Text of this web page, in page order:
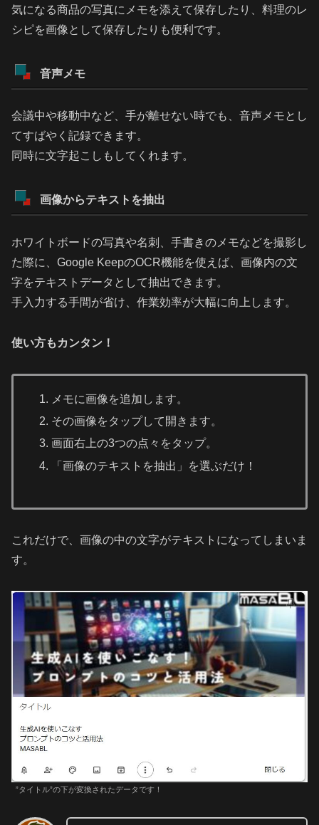
気になる商品の写真にメモを添えて保存したり、料理のレ
シピを画像として保存したりも便利です。
音声メモ
会議中や移動中など、手が離せない時でも、音声メモとし
てすばやく記録できます。
同時に文字起こしもしてくれます。
画像からテキストを抽出
ホワイトボードの写真や名刺、手書きのメモなどを撮影し
た際に、Google KeepのOCR機能を使えば、画像内の文
字をテキストデータとして抽出できます。
手入力する手間が省け、作業効率が大幅に向上します。
使い方もカンタン！
メモに画像を追加します。
その画像をタップして開きます。
画面右上の3つの点々をタップ。
「画像のテキストを抽出」を選ぶだけ！
これだけで、画像の中の文字がテキストになってしまいま
す。
”タイトル”の下が変換されたデータです！